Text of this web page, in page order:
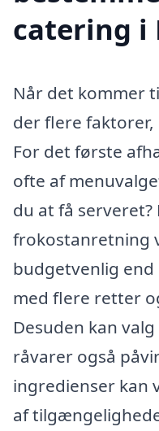
catering i
Når det kommer
der flere faktorer,
For det første
ofte af
du at få serveret?
frokostanretning
budgetvenlig
med flere retter
Desuden kan
råvarer også
ingredienser
af